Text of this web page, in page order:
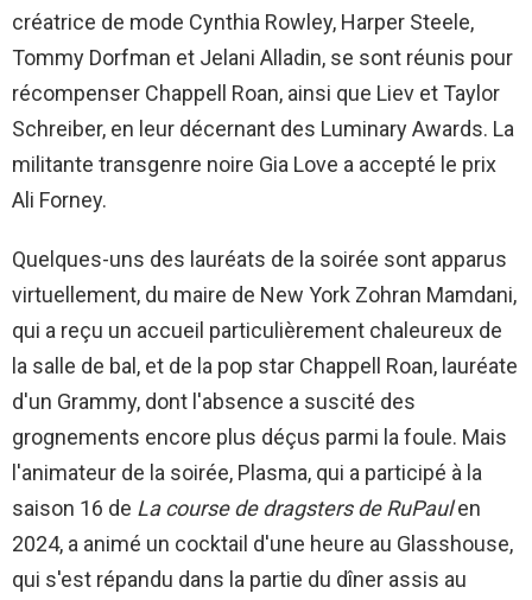
créatrice de mode Cynthia Rowley, Harper Steele,
Tommy Dorfman et Jelani Alladin, se sont réunis pour
récompenser Chappell Roan, ainsi que Liev et Taylor
Schreiber, en leur décernant des Luminary Awards. La
militante transgenre noire Gia Love a accepté le prix
Ali Forney.
Quelques-uns des lauréats de la soirée sont apparus
virtuellement, du maire de New York Zohran Mamdani,
qui a reçu un accueil particulièrement chaleureux de
la salle de bal, et de la pop star Chappell Roan, lauréate
d'un Grammy, dont l'absence a suscité des
grognements encore plus déçus parmi la foule. Mais
l'animateur de la soirée, Plasma, qui a participé à la
saison 16 de La course de dragsters de RuPaulen
2024, a animé un cocktail d'une heure au Glasshouse,
qui s'est répandu dans la partie du dîner assis au